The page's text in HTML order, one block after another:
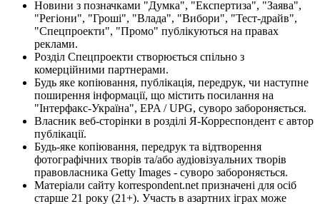
Новини з позначками "Думка", "Експертиза", "Заява",
"Регіони", "Гроші", "Влада", "Вибори", "Тест-драйв",
"Спецпроекти", "Промо" публікуються на правах
реклами.
Розділ Спецпроекти створюється спільно з
комерційними партнерами.
Будь яке копіювання, публікація, передрук, чи наступне
поширення інформації, що містить посилання на
"Інтерфакс-Україна", EPA / UPG, суворо забороняється.
Власник веб-сторінки в розділі Я-Корреспондент є автор
публікації.
Будь-яке копіювання, передрук та відтворення
фотографічних творів та/або аудіовізуальних творів
правовласника Getty Images - суворо забороняється.
Матеріали сайту korrespondent.net призначені для осіб
старше 21 року (21+). Участь в азартних іграх може